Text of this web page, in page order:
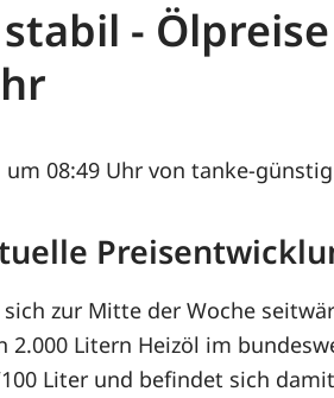
-
um 08:49 Uhr von tanke-
zur Mitte der Woche
2.000 Litern Heizöl im
Liter und befindet sich